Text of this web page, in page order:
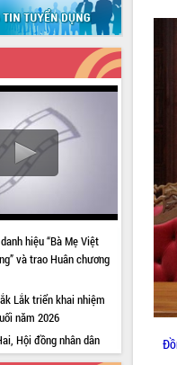
hiệu “Bà Mẹ Việt
và trao Huân chương
Lắk triển khai nhiệm
năm 2026
Hội đồng nhân dân
nghị nhiều nội dung